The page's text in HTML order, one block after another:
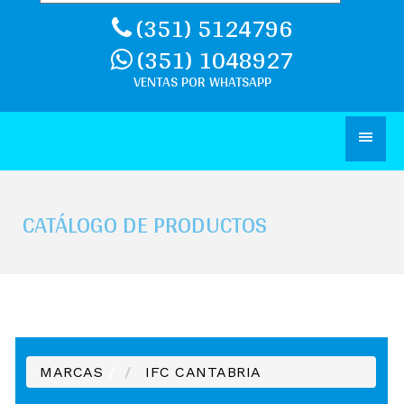
(351) 5124796
(351) 1048927
CATÁLOGO DE PRODUCTOS
MARCAS IFC CANTABRIA